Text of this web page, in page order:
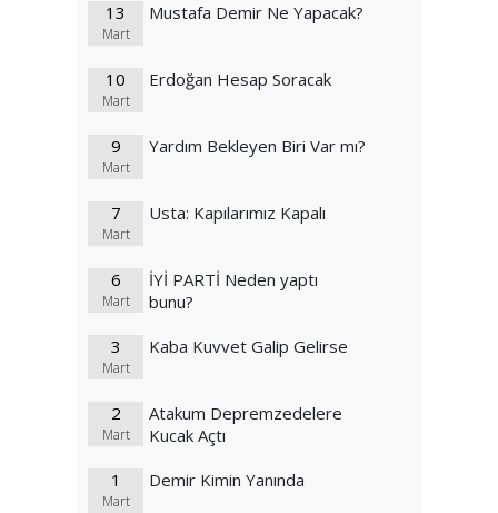
13
Mart
Mustafa Demir Ne Yapacak?
10
Mart
Erdoğan Hesap Soracak
9
Mart
Yardım Bekleyen Biri Var mı?
7
Mart
Usta: Kapılarımız Kapalı
6
Mart
İYİ PARTİ Neden yaptı
bunu?
3
Mart
Kaba Kuvvet Galip Gelirse
2
Mart
Atakum Depremzedelere
Kucak Açtı
1
Mart
Demir Kimin Yanında